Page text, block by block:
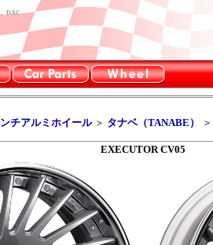
DAC
チアルミホイール＞ タナベ（TANABE）
EXECUTOR CV05